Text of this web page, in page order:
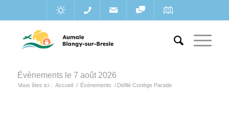
Évènements le 7 août 2026
Vous êtes ici : Accueil / Évènements / Défilé Cortège Parade